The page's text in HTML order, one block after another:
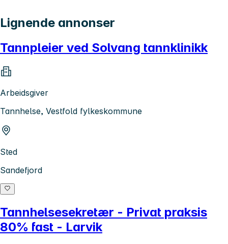
Lignende annonser
Tannpleier ved Solvang tannklinikk
Arbeidsgiver
Tannhelse, Vestfold fylkeskommune
Sted
Sandefjord
Tannhelsesekretær - Privat praksis
80% fast - Larvik